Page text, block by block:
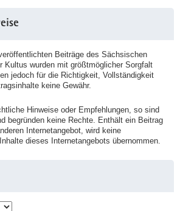
Beiträge des Sächsischen
Kultus wurden mit größtmöglicher Sorgfalt
jedoch für die Richtigkeit, Vollständigkeit
keine Gewähr.
Hinweise oder Empfehlungen, so sind
begründen keine Rechte. Enthält ein Beitrag
Internetangebot, wird keine
dieses Internetangebots übernommen.